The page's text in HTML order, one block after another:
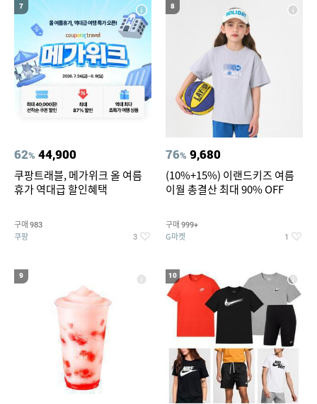
7
62% 44,900
쿠팡트래블, 메가위크 올 여름
휴가 역대급 할인혜택
구매 983
쿠팡 3
8
76% 9,680
(10%+15%) 이랜드키즈 여름
이월 총결산 최대 90% OFF
구매 999+
G마켓 1
9 10